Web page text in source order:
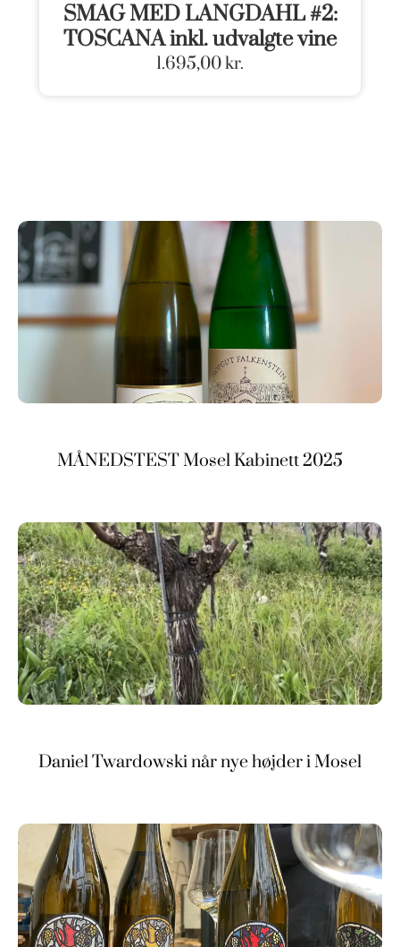
SMAG MED LANGDAHL #2:
TOSCANA inkl. udvalgte vine
1.695,00kr.
MÅNEDSTEST Mosel Kabinett 2025
Daniel Twardowski når nye højder i Mosel